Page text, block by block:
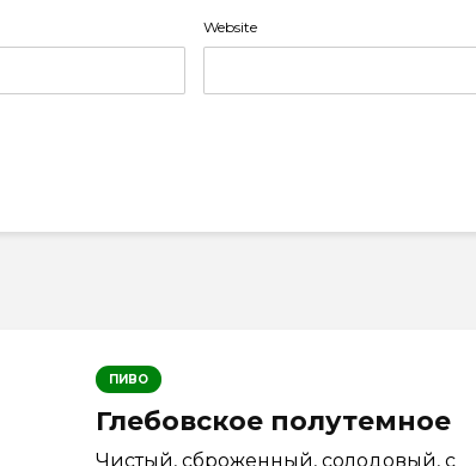
Website
ПИВО
Глебовское полутемное
Чистый, сброженный, солодовый, с